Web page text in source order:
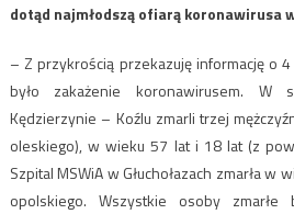
dotąd najmłodszą ofiarą koronawirusa
– Z przykrością przekazuję informację o
było zakażenie koronawirusem. W
Kędzierzynie – Koźlu zmarli trzej
oleskiego), w wieku 57 lat i 18 lat (z
Szpital MSWiA w Głuchołazach zmarła
opolskiego. Wszystkie osoby zmarłe